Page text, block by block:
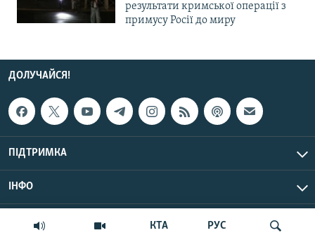
КТА РУС
результати кримської операції з
примусу Росії до миру
ДОЛУЧАЙСЯ!
ПІДТРИМКА
ІНФО
© Крим.Реалії, 2026 | Усі права застережено.